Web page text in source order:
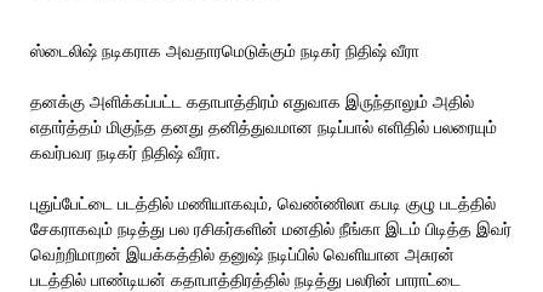
ஸ்டைலிஷ் நடிகராக அவதாரமெடுக்கும் நடிகர் நிதிஷ் வீரா
தனக்கு அளிக்கப்பட்ட கதாபாத்திரம் எதுவாக இருந்தாலும் அதில்
எதார்த்தம் மிகுந்த தனது தனித்துவமான நடிப்பால் எளிதில் பலரையும்
கவர்பவர நடிகர் நிதிஷ் வீரா.
புதுப்பேட்டை படத்தில் மணியாகவும், வெண்ணிலா கபடி குழு படத்தில்
சேகராகவும் நடித்து பல ரசிகர்களின் மனதில் நீங்கா இடம் பிடித்த இவர்
வெற்றிமாறன் இயக்கத்தில் தனுஷ் நடிப்பில் வெளியான அசுரன்
படத்தில் பாண்டியன் கதாபாத்திரத்தில் நடித்து பலரின் பாராட்டை